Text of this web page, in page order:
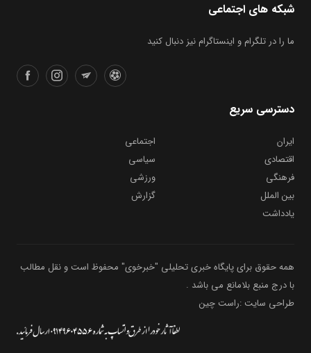
شبکه های اجتماعی
ما را در تلگرام و اینستاگرام نیز دنبال کنید
دسترسی سریع
ایران
اجتماعی
اقتصادی
سیاسی
فرهنگی
ورزشی
بین الملل
گزارش
یادداشت
همه حقوق برای پایگاه خبری تحلیلی "خبرخوی" محفوظ است و نقل مطالب
با درج منبع بلامانع می باشد .
طراحی سایت :راست چین